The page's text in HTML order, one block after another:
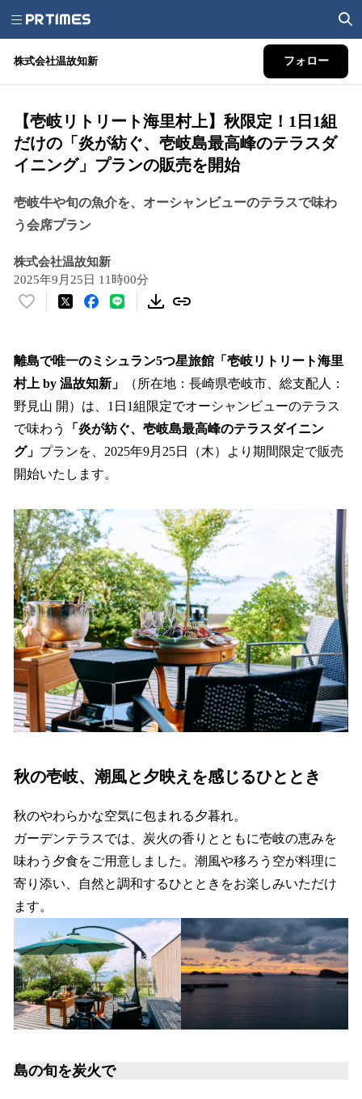
株式会社温故知新 フォロー
【壱岐リトリート海里村上】秋限定！1日1組
だけの「炎が紡ぐ、壱岐島最高峰のテラスダ
イニング」プランの販売を開始
壱岐牛や旬の魚介を、オーシャンビューのテラスで味わ
う会席プラン
株式会社温故知新
2025年9月25日 11時00分
い
！
数
読
み
込
み
中
す
離島で唯一のミシュラン5つ星旅館「壱岐リトリート海里
村上 by 温故知新」
（所在地：長崎県壱岐市、総支配人：
野見山 開）は、1日1組限定でオーシャンビューのテラス
で味わう
「炎が紡ぐ、壱岐島最高峰のテラスダイニン
グ」 プランを、2025年9月25日（木）より期間限定で販売
開始いたします。
秋の壱岐、潮風と夕映えを感じるひととき
秋のやわらかな空気に包まれる夕暮れ。
ガーデンテラスでは、炭火の香りとともに壱岐の恵みを
味わう夕食をご用意しました。潮風や移ろう空が料理に
寄り添い、自然と調和するひとときをお楽しみいただけ
ます。
島の旬を炭火で